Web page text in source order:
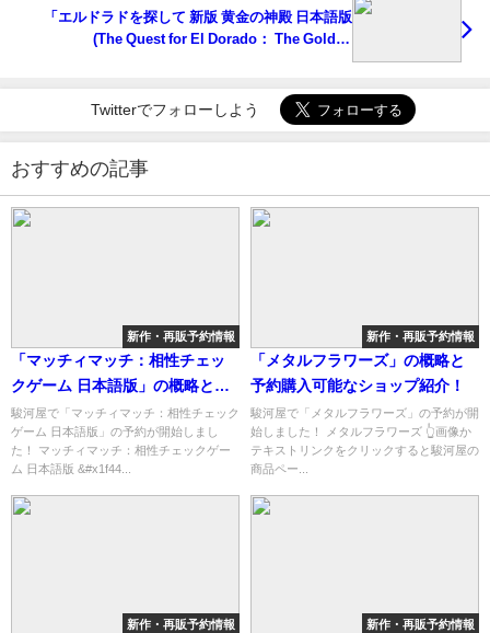
「エルドラドを探して 新版 黄金の神殿 日本語版
(The Quest for El Dorado： The Golden
Twitterでフォローしよう
おすすめの記事
新作・再販予約情報
「マッチィマッチ：相性チェッ
クゲーム 日本語版」の概略と予
約購入可能なショップ紹介！
駿河屋で「マッチィマッチ：相性チェック
ゲーム 日本語版」の予約が開始しまし
た！ マッチィマッチ：相性チェックゲー
ム 日本語版 &#x1f44...
新作・再販予約情報
「メタルフラワーズ」の概略と
予約購入可能なショップ紹介！
駿河屋で「メタルフラワーズ」の予約が開
始しました！ メタルフラワーズ 👆画像か
テキストリンクをクリックすると駿河屋の
商品ペー...
新作・再販予約情報 新作・再販予約情報